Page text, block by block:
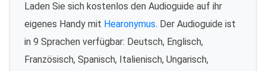
Laden Sie sich kostenlos den Audioguide auf ihr
eigenes Handy mit Hearonymus. Der Audioguide ist
in 9 Sprachen verfügbar: Deutsch, Englisch,
Französisch, Spanisch, Italienisch, Ungarisch,